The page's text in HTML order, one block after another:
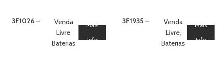
3F1026 –
Venda
Livre,
Baterias
Mais
Info
3F1935 –
Venda
Livre,
Baterias
Mais
Info